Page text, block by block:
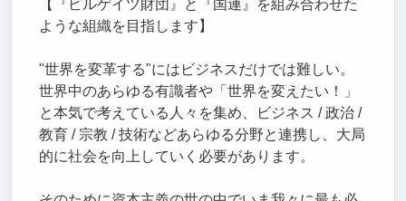
【『ビルゲイツ財団』と『国連』を組み合わせた
ような組織を目指します】
"世界を変革する"にはビジネスだけでは難しい。
世界中のあらゆる有識者や「世界を変えたい！」
と本気で考えている人々を集め、ビジネス / 政治 /
教育 / 宗教 / 技術などあらゆる分野と連携し、大局
的に社会を向上していく必要があります。